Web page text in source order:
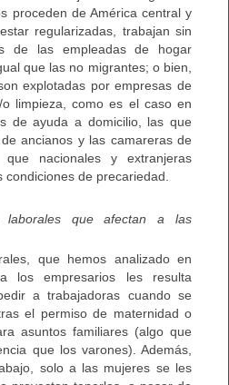
proceden de América central y
regularizadas, trabajan sin
de las empleadas de hogar
que las no migrantes; o bien,
explotadas por empresas de
limpieza, como es el caso en
de ayuda a domicilio, las que
ancianos y las camareras de
nacionales y extranjeras
de precariedad.
laborales que afectan a las
que hemos analizado en
los empresarios les resulta
a trabajadoras cuando se
el permiso de maternidad o
asuntos familiares (algo que
que los varones). Además,
solo a las mujeres se les